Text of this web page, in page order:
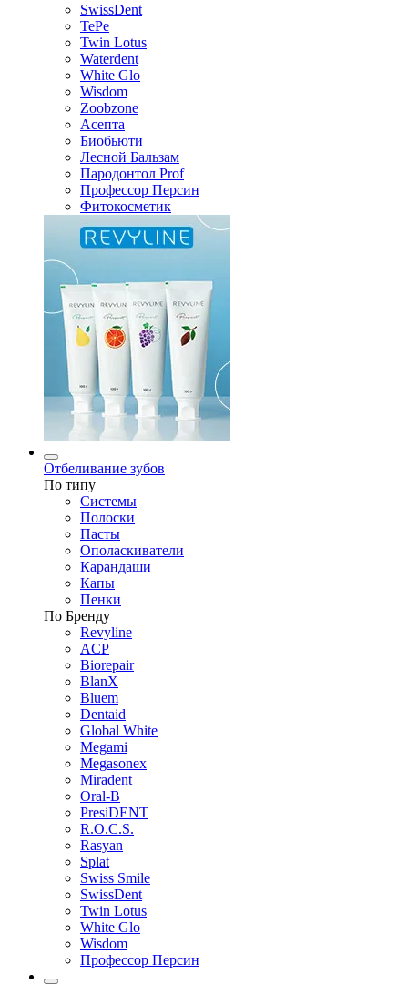
SwissDent
TePe
Twin Lotus
Waterdent
White Glo
Wisdom
Zoobzone
Асепта
Биобьюти
Лесной Бальзам
Пародонтол Prof
Профессор Персин
Фитокосметик
Отбеливание зубов
По типу
Системы
Полоски
Пасты
Ополаскиватели
Карандаши
Капы
Пенки
По Бренду
Revyline
ACP
Biorepair
BlanX
Bluem
Dentaid
Global White
Megami
Megasonex
Miradent
Oral-B
PresiDENT
R.O.C.S.
Rasyan
Splat
Swiss Smile
SwissDent
Twin Lotus
White Glo
Wisdom
Профессор Персин